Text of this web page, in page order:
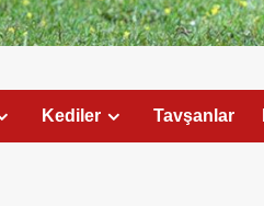
Kediler Tavşanlar